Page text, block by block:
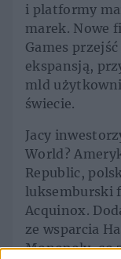
i platformy
marek. Nowe
Games
ekspansją,
mld
świecie.
Jacy
World?
Republic,
luksemburski
Acquinox.
ze wsparcia
Monopoly, co